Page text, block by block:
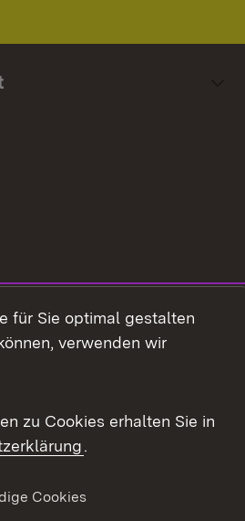
für Sie optimal gestalten
verwenden wir
zu Cookies erhalten Sie in
.
Cookies